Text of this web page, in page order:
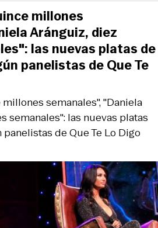
semanales", "Daniela
semanales": las nuevas platas
de Que Te Lo Digo
millones
Aránguiz, diez
las nuevas platas de
panelistas de Que Te